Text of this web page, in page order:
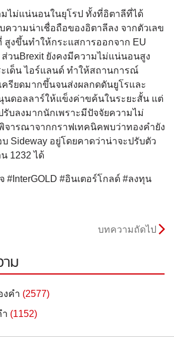
ไม่แน่นอนในยุโรป ทั้งที่อิตาลีที่ได้
วามน่าเชื่อถือของอิตาลีลง จากตัวเลข
งขึ้นทำให้กระแสการออกจาก EU
วนBrexit ยังคงมีความไม่แน่นอนสูง
ะเด็น ไอร์แลนด์ ทําให้สถานการณ์
ครียดมากขึ้นจนส่งผลกดดันยูโรและ
นดอลลาร์ให้แข็งค่าขค้นในระยะสั้น แต่
บลงมากนักเพราะมีปัจจัยความไม่
ารณาจากกราฟเทคนิคพบว่าทองคำยัง
Sideway อยู่โดยคาดว่าน่าจะปรับตัว
1232 ได้
#InterGOLD #อินเตอร์โกลด์ #ลงทุน
บทความถัดไป
ม
งคำ (2577)
ำ (1152)